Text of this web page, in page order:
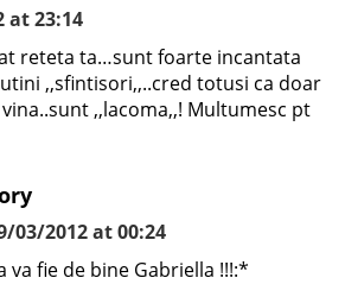
at 23:14
reteta ta…sunt foarte incantata
,,sfintisori,,..cred totusi ca doar
,,lacoma,,! Multumesc pt
03/2012 at 00:24
va fie de bine Gabriella !!!:*